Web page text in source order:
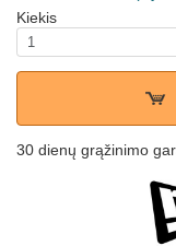
Kiekis
30 dienų grąžinimo